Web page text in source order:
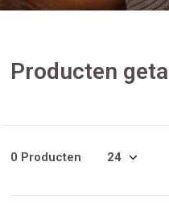
Producten
0 Producten